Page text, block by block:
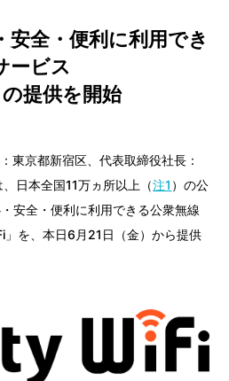
安全・便利に利用でき
ービス
提供を開始
東京都新宿区、代表取締役社長：
日本全国11万ヵ所以上（注1 ）の公
安全・便利に利用できる公衆無線
を、本日6月21日（金）から提供